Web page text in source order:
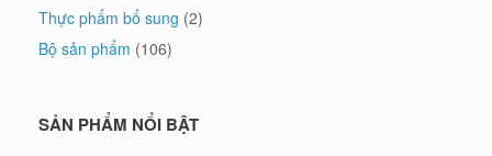
Thực phẩm bổ sung (2)
Bộ sản phẩm (106)
SẢN PHẨM NỔI BẬT